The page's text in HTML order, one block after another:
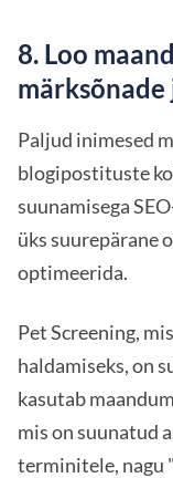
8. Loo
märksõnade
Paljud inimesed
blogipostituste
suunamisega
üks suurepärane
optimeerida.
Pet Screening,
haldamiseks, on
kasutab
mis on suunatud
terminitele, nagu